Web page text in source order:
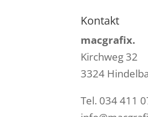
Kontakt
macgrafix.
Kirchweg 32
3324
Tel. 034 411